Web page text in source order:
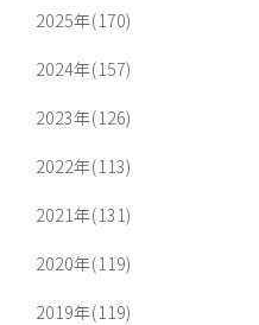
2025年(170)
2024年(157)
2023年(126)
2022年(113)
2021年(131)
2020年(119)
2019年(119)